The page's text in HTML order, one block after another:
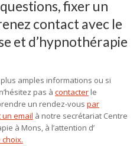
fixer un
contact avec le
et d’hypnothérapie
amples informations ou si
pas à contacter le
un rendez-vous par
email à notre secrétariat Centre
à Mons, à l’attention d’